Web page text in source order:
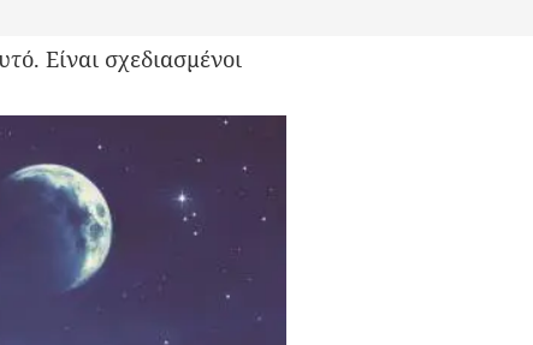
Είναι σχεδιασμένοι